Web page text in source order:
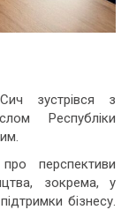
зустрівся з
Республіки
перспективи
зокрема, у
бізнесу.